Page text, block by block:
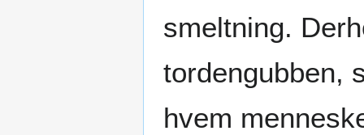
smeltning.
tordengubben,
hvem